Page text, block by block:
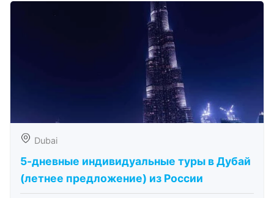
Dubai
5-дневные индивидуальные туры в Дубай
(летнее предложение) из России